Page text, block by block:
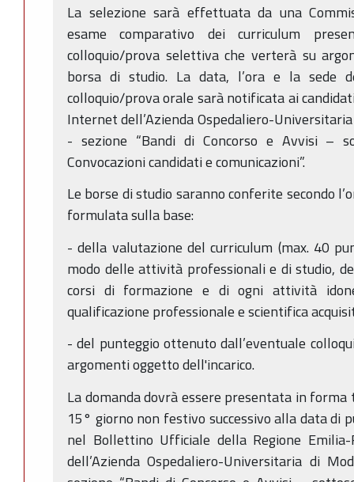
La selezione sarà effettuata da una
esame comparativo dei curriculum
colloquio/prova selettiva che verterà su
borsa di studio. La data, l’ora e la sede
colloquio/prova orale sarà notificata ai
Internet dell’Azienda Ospedaliero-
- sezione “Bandi di Concorso e Avvisi –
Convocazioni candidati e comunicazioni”.
Le borse di studio saranno conferite secondo
formulata sulla base:
- della valutazione del curriculum (max. 40
modo delle attività professionali e di studio,
corsi di formazione e di ogni attività
qualificazione professionale e scientifica
- del punteggio ottenuto dall’eventuale
argomenti oggetto dell'incarico.
La domanda dovrà essere presentata in
15° giorno non festivo successivo alla data di
nel Bollettino Ufficiale della Regione
dell’Azienda Ospedaliero-Universitaria di